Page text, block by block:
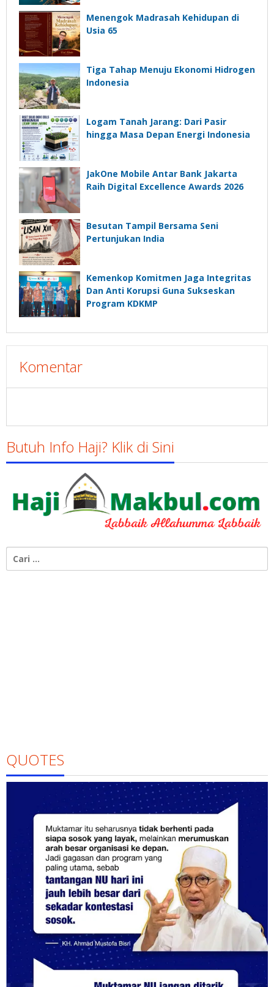
Menengok Madrasah Kehidupan di
Usia 65
Tiga Tahap Menuju Ekonomi Hidrogen
Indonesia
Logam Tanah Jarang: Dari Pasir
hingga Masa Depan Energi Indonesia
JakOne Mobile Antar Bank Jakarta
Raih Digital Excellence Awards 2026
Besutan Tampil Bersama Seni
Pertunjukan India
Kemenkop Komitmen Jaga Integritas
Dan Anti Korupsi Guna Sukseskan
Program KDKMP
Komentar
Butuh Info Haji? Klik di Sini
untuk:
QUOTES